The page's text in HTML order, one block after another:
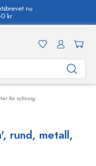
nu
kr
för syltning
rund, metall,